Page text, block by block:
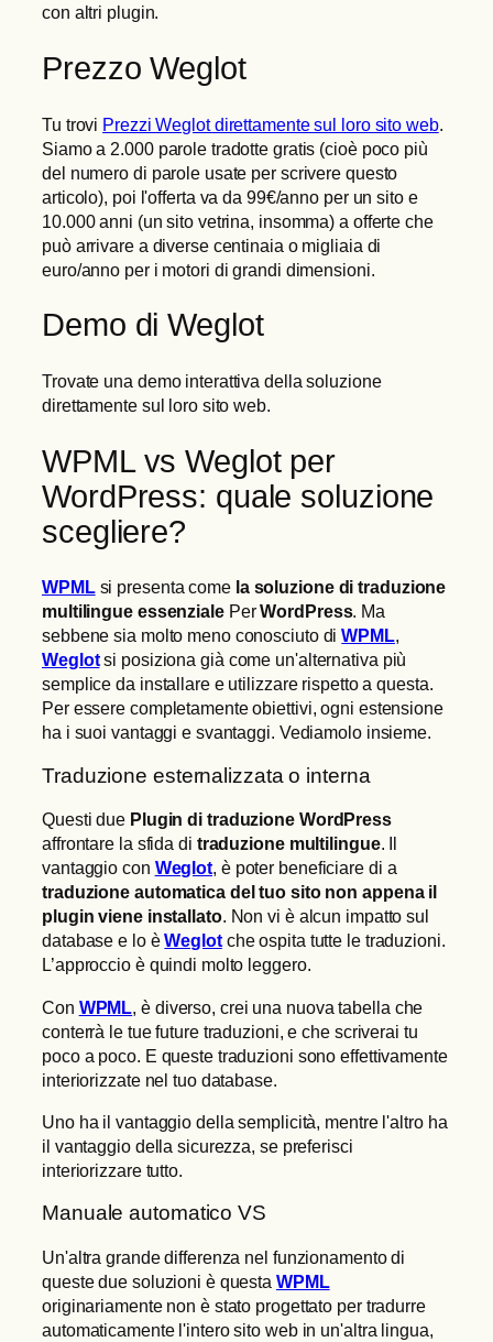
con altri plugin.
Prezzo Weglot
Tu trovi Prezzi Weglot direttamente sul loro sito web.
Siamo a 2.000 parole tradotte gratis (cioè poco più
del numero di parole usate per scrivere questo
articolo), poi l'offerta va da 99€/anno per un sito e
10.000 anni (un sito vetrina, insomma) a offerte che
può arrivare a diverse centinaia o migliaia di
euro/anno per i motori di grandi dimensioni.
Demo di Weglot
Trovate una demo interattiva della soluzione
direttamente sul loro sito web.
WPML vs Weglot per
WordPress: quale soluzione
scegliere?
WPMLsi presenta come la soluzione di traduzione
multilingue essenzialePerWordPress. Ma
sebbene sia molto meno conosciuto diWPML,
Weglotsi posiziona già come un'alternativa più
semplice da installare e utilizzare rispetto a questa.
Per essere completamente obiettivi, ogni estensione
ha i suoi vantaggi e svantaggi. Vediamolo insieme.
Traduzione esternalizzata o interna
Questi due Plugin di traduzione WordPress
affrontare la sfida di traduzione multilingue. Il
vantaggio con Weglot, è poter beneficiare di a
traduzione automatica del tuo sito non appena il
plugin viene installato. Non vi è alcun impatto sul
database e lo èWeglotche ospita tutte le traduzioni.
L’approccio è quindi molto leggero.
Con WPML
, è diverso, crei una nuova tabella che
conterrà le tue future traduzioni, e che scriverai tu
poco a poco. E queste traduzioni sono effettivamente
interiorizzate nel tuo database.
Uno ha il vantaggio della semplicità, mentre l'altro ha
il vantaggio della sicurezza, se preferisci
interiorizzare tutto.
Manuale automatico VS
Un'altra grande differenza nel funzionamento di
queste due soluzioni è questa WPML
originariamente non è stato progettato per tradurre
automaticamente l'intero sito web in un'altra lingua,